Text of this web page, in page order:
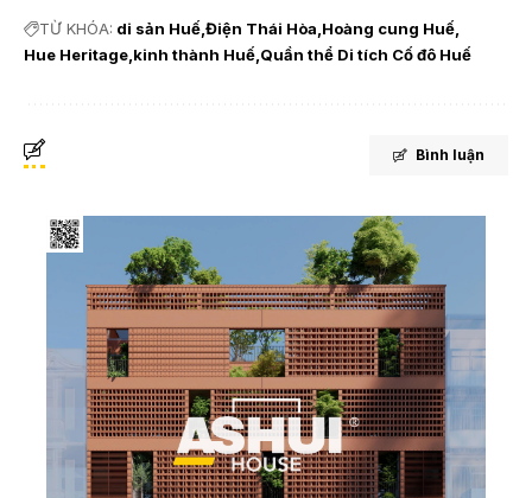
TỪ KHÓA: di sản Huế Điện Thái Hòa Hoàng cung Huế
Hue Heritage kinh thành Huế Quần thể Di tích Cố đô Huế
Bình luận